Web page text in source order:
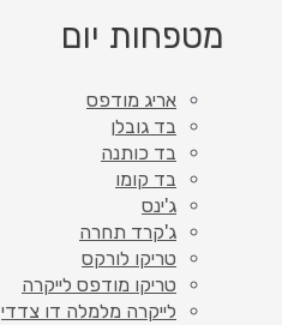
מטפחות יום
אריג מודפס
בד גובלן
בד כותנה
בד קומו
ג'ינס
ג'קרד תחרה
טריקו לורקס
טריקו מודפס לייקרה
לייקרה מלמלה דו צדדי